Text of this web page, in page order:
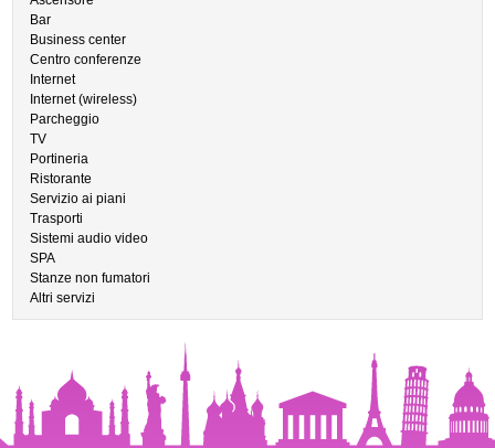
Bar
Business center
Centro conferenze
Internet
Internet (wireless)
Parcheggio
TV
Portineria
Ristorante
Servizio ai piani
Trasporti
Sistemi audio video
SPA
Stanze non fumatori
Altri servizi